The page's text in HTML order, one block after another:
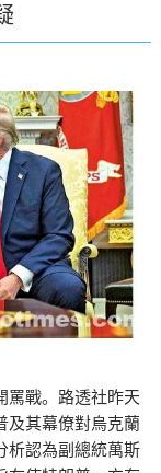
罵戰。路透社昨天
及其幕僚對烏克蘭
析認為副總統萬斯